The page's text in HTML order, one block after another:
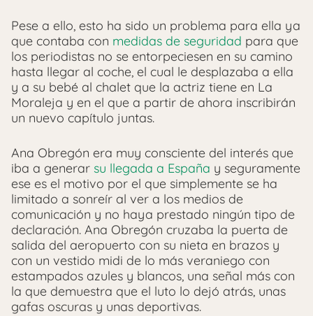
Pese a ello, esto ha sido un problema para ella ya
que contaba con medidas de seguridad para que
los periodistas no se entorpeciesen en su camino
hasta llegar al coche, el cual le desplazaba a ella
y a su bebé al chalet que la actriz tiene en La
Moraleja y en el que a partir de ahora inscribirán
un nuevo capítulo juntas.
Ana Obregón era muy consciente del interés que
iba a generar su llegada a España y seguramente
ese es el motivo por el que simplemente se ha
limitado a sonreír al ver a los medios de
comunicación y no haya prestado ningún tipo de
declaración. Ana Obregón cruzaba la puerta de
salida del aeropuerto con su nieta en brazos y
con un vestido midi de lo más veraniego con
estampados azules y blancos, una señal más con
la que demuestra que el luto lo dejó atrás, unas
gafas oscuras y unas deportivas.